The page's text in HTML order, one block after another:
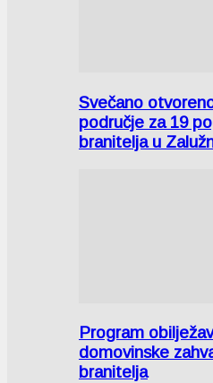
Svečano
područje za 19
branitelja u
Program
domovinske
branitelja